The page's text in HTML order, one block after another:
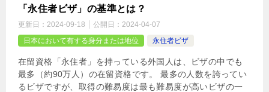
「永住者ビザ」の基準とは？
更新日： 2024-09-18 公開日： 2024-04-07
日本において有する身分または地位
永住者ビザ
在留資格「永住者」を持っている外国人は、ビザの中でも
最多（約90万人）の在留資格です。 最多の人数を誇ってい
るビザですが、取得の難易度は最も難易度が高いビザの一